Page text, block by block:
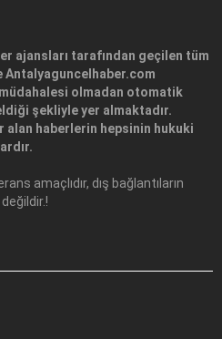
ajansları tarafından geçilen tüm
Antalyaguncelhaber.com
olmadan otomatik
şekliyle yer almaktadır.
alan haberlerin hepsinin hukuki
amaçlıdır, dış bağlantıların